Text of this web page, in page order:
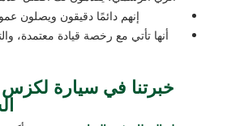
إنهم دائمًا دقيقون ويصلون
أنها تأتي مع رخصة قيادة معتمدة،